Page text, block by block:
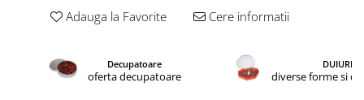
Adauga la Favorite Cere informatii
Decupatoare
oferta decupatoare
DUIURI
diverse forme si